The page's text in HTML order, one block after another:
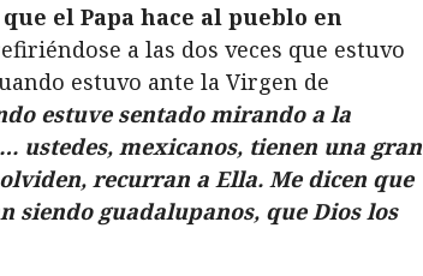
el Papa hace al pueblo en
a las dos veces que estuvo
estuvo ante la Virgen de
estuve sentado mirando a la
ustedes, mexicanos, tienen una gran
recurran a Ella. Me dicen que
siendo guadalupanos, que Dios los